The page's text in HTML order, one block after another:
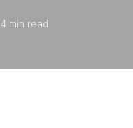
4 min read